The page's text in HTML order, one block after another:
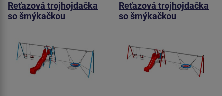
Reťazová trojhojdačka
so šmýkačkou
Reťazová trojhojdačka
so šmýkačkou